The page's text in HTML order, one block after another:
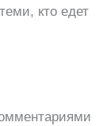
кто едет